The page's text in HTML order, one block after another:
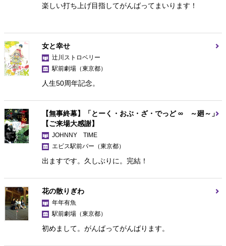
楽しい打ち上げ目指してがんばってまいります！
女と幸せ
辻川ストロベリー
駅前劇場 （東京都）
人生50周年記念。
【無事終幕】「とーく・おぶ・ざ・でっど ∞ ～廻～」
【ご来場大感謝】
JOHNNY TIME
エビス駅前バー （東京都）
出ますです。久しぶりに。完結！
花の散りぎわ
年年有魚
駅前劇場 （東京都）
初めまして。がんばってがんばります。